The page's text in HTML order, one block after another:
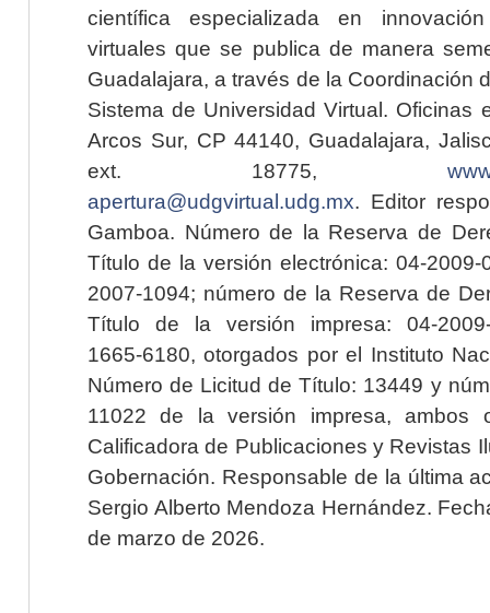
científica especializada en
virtuales que se publica de manera
Guadalajara, a través de la Coordinación
Sistema de Universidad Virtual. Oficinas
Arcos Sur, CP 44140, Guadalajara,
ext. 18775,
apertura@udgvirtual.udg.mx. Editor
Gamboa. Número de la Reserva de
Título de la versión electrónica: 04-2009-
2007-1094; número de la Reserva de
Título de la versión impresa: 04-2009-
1665-6180, otorgados por el Instituto
Número de Licitud de Título: 13449 y
11022 de la versión impresa, ambos
Calificadora de Publicaciones y Revistas
Gobernación. Responsable de la última
Sergio Alberto Mendoza Hernández.
de marzo de 2026.